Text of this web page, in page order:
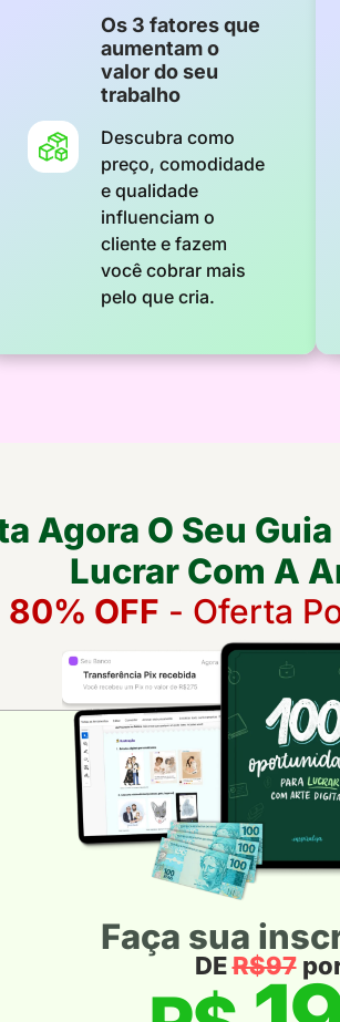
Os 3 fatores que
aumentam o
valor do seu
trabalho
Descubra como
preço, comodidade
e qualidade
influenciam o
cliente e fazem
você cobrar mais
pelo que cria.
Agora O Seu
Lucrar Com A
80% OFF - Oferta
Faça sua
DER$97